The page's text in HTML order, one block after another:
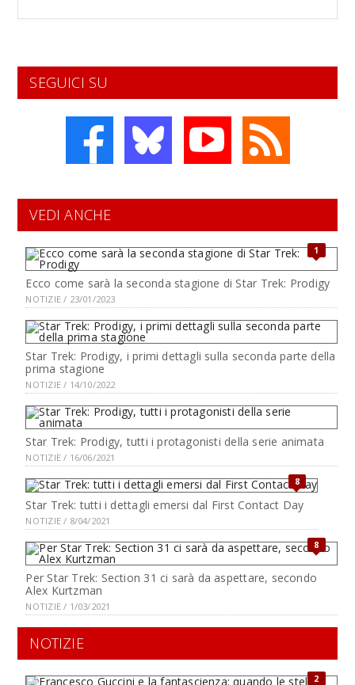
SEGUICI SU
VEDI ANCHE
1
Ecco come sarà la seconda stagione di Star Trek: Prodigy
NOTIZIE / 23/01/2023
Star Trek: Prodigy, i primi dettagli sulla seconda parte della
prima stagione
NOTIZIE / 14/10/2022
Star Trek: Prodigy, tutti i protagonisti della serie animata
NOTIZIE / 16/06/2021
8
Star Trek: tutti i dettagli emersi dal First Contact Day
NOTIZIE / 8/04/2021
8
Per Star Trek: Section 31 ci sarà da aspettare, secondo
Alex Kurtzman
NOTIZIE / 1/03/2021
NOTIZIE
2